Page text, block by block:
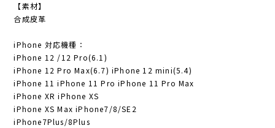
【素材】
合成皮革
iPhone 対応機種：
iPhone 12 /12 Pro(6.1)
iPhone 12 Pro Max(6.7) iPhone 12 mini(5.4)
iPhone 11 iPhone 11 Pro iPhone 11 Pro Max
iPhone XR iPhone XS
iPhone XS Max iPhone7/8/SE2
iPhone7Plus/8Plus